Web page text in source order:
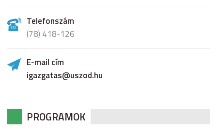
Telefonszám
(78) 418-126
E-mail cím
igazgatas@uszod.hu
PROGRAMOK